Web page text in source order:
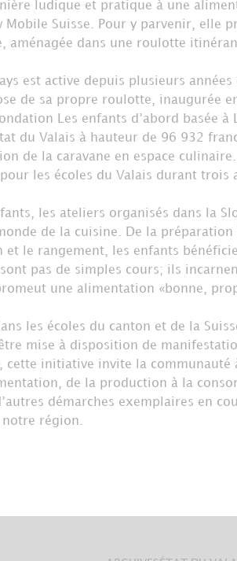
ludique et pratique à une
Mobile Suisse. Pour y parvenir, elle
aménagée dans une roulotte
est active depuis plusieurs années
de sa propre roulotte, inaugurée
Les enfants d’abord basée à
du Valais à hauteur de 96 932
de la caravane en espace
les écoles du Valais durant trois
les ateliers organisés dans la
de la cuisine. De la
le rangement, les enfants
pas de simples cours; ils
une alimentation «bonne,
les écoles du canton et de la
mise à disposition de
cette initiative invite la communauté
de la production à la
démarches exemplaires en
notre région.